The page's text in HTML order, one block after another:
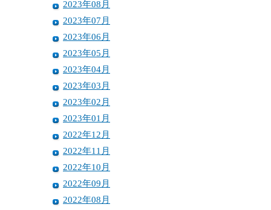
2023年08月
2023年07月
2023年06月
2023年05月
2023年04月
2023年03月
2023年02月
2023年01月
2022年12月
2022年11月
2022年10月
2022年09月
2022年08月